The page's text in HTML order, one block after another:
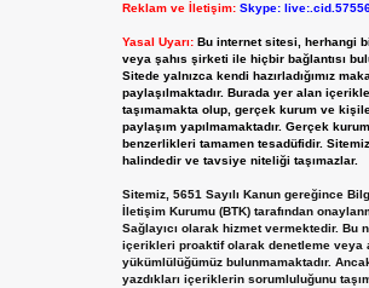
Reklam ve İletişim: Skype:
Yasal Uyarı: Bu internet sitesi, herhangi
veya şahıs şirketi ile hiçbir bağlantısı
Sitede yalnızca kendi hazırladığımız
paylaşılmaktadır. Burada yer alan
taşımamakta olup, gerçek kurum ve
paylaşım yapılmamaktadır. Gerçek
benzerlikleri tamamen tesadüfidir.
halindedir ve tavsiye niteliği taşımazlar.
Sitemiz, 5651 Sayılı Kanun gereğince
İletişim Kurumu (BTK) tarafından
Sağlayıcı olarak hizmet vermektedir. Bu
içerikleri proaktif olarak denetleme veya
yükümlülüğümüz bulunmamaktadır.
yazdıkları içeriklerin sorumluluğunu